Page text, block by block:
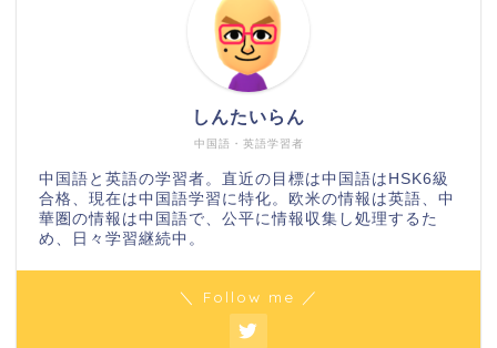
中国語・英語学習者
しんたいらん
中国語と英語の学習者。直近の目標は中国語はHSK6級
合格、現在は中国語学習に特化。欧米の情報は英語、中
華圏の情報は中国語で、公平に情報収集し処理するた
め、日々学習継続中。
＼ Follow me ／